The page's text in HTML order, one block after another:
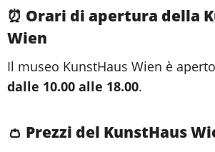
⏰ Orari di apertura della
Wien
Il museo KunstHaus Wien è aperto
dalle 10.00 alle 18.00.
👛 Prezzi del KunstHaus